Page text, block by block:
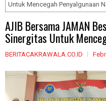
Untuk Mencegah Penyalgunaan
AJIB Bersama JAMAN
Sinergitas Untuk
BERITACAKRAWALA.CO.ID